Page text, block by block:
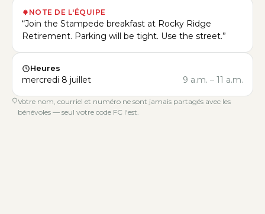
NOTE DE L'ÉQUIPE
“Join the Stampede breakfast at Rocky Ridge
Retirement. Parking will be tight. Use the street.”
Heures
mercredi 8 juillet 9 a.m. – 11 a.m.
Votre nom, courriel et numéro ne sont jamais partagés avec les
bénévoles — seul votre code FC l'est.